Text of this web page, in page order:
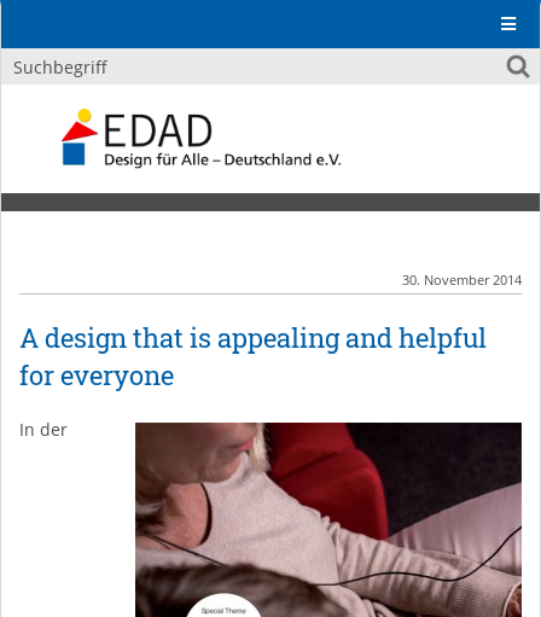
30. November 2014
A design that is appealing and helpful
for everyone
In der